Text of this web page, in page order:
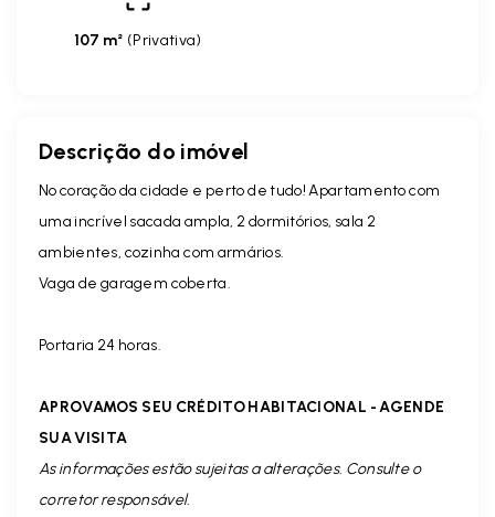
107 m² (Privativa)
Descrição do imóvel
No coração da cidade e perto de tudo! Apartamento com
uma incrível sacada ampla, 2 dormitórios, sala 2
ambientes, cozinha com armários.
Vaga de garagem coberta.
Portaria 24 horas.
APROVAMOS SEU CRÉDITO HABITACIONAL - AGENDE
SUA VISITA
As informações estão sujeitas a alterações. Consulte o
corretor responsável.